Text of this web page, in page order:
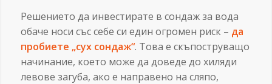
Решението да инвестирате в сондаж за вода
обаче носи със себе си един огромен риск – да
пробиете „сух сондаж“. Това е скъпоструващо
начинание, което може да доведе до хиляди
левове загуба, ако е направено на сляпо,